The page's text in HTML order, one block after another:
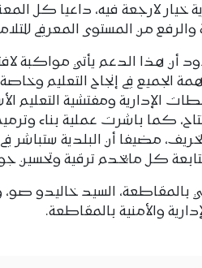
خيار لارجعة فيه، داعيا كل
من المستوى المعرفي
هذا الدعم يأتي مواكبة
الجميع في إنجاح التعليم
الإدارية ومفتشية
كما باشرت عملية بناء
كل مايخدم ترقية وتحسين
بالمقاطعة، السيد خاليدو صو،
والأمنية بالمقاطعة.